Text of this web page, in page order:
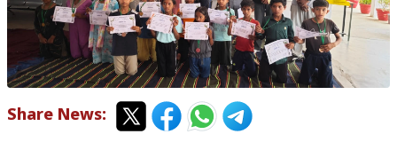
Share News: